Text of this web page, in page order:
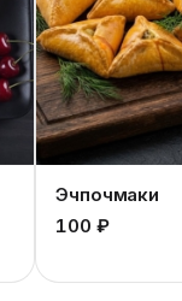
Эчпочмаки
100 ₽